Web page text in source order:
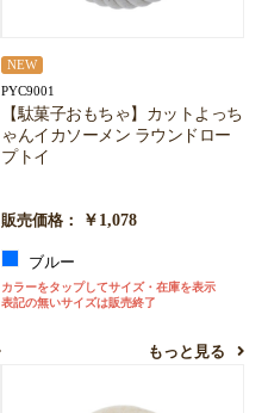
NEW
PYC9001
【駄菓子おもちゃ】カットよっち
ゃんイカソーメン ラウンドロー
プトイ
販売価格： ￥1,078
ブルー
カラーをタップしてサイズ・在庫を表示
表記の無いサイズは販売終了
もっと見る